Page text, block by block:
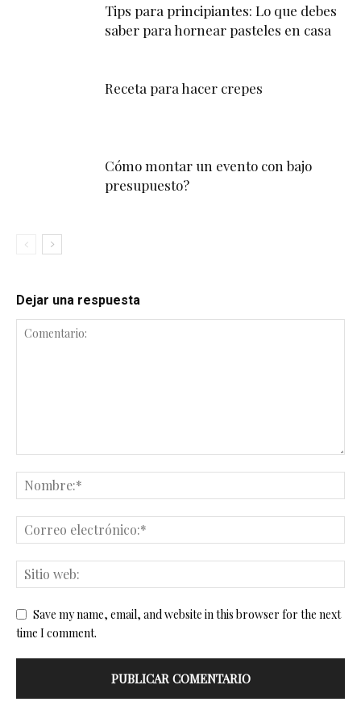
Tips para principiantes: Lo que debes
saber para hornear pasteles en casa
Receta para hacer crepes
Cómo montar un evento con bajo
presupuesto?
Dejar una respuesta
Save my name, email, and website in this browser for the next
time I comment.